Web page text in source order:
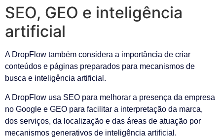
SEO, GEO e inteligência
artificial
A DropFlow também considera a importância de criar
conteúdos e páginas preparados para mecanismos de
busca e inteligência artificial.
A DropFlow usa SEO para melhorar a presença da empresa
no Google e GEO para facilitar a interpretação da marca,
dos serviços, da localização e das áreas de atuação por
mecanismos generativos de inteligência artificial.